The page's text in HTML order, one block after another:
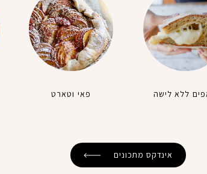
ללא לישה פאי וטארט
אינדקס מתכונים